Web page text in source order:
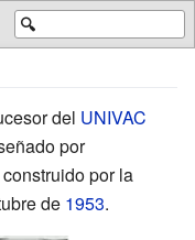
🔍
del UNIVAC
por
por la
de 1953.